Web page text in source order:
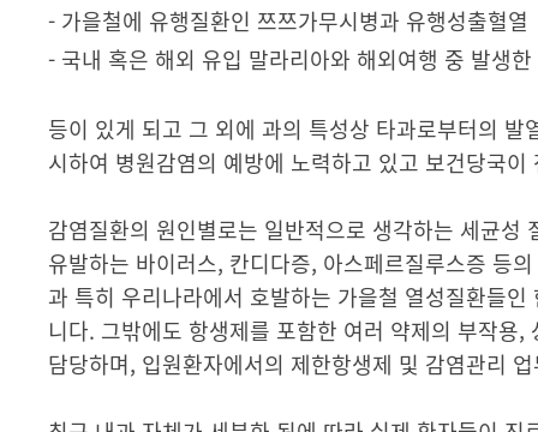
- 가을철에 유행질환인 쯔쯔가무시병과 유행성출혈열
- 국내 혹은 해외 유입 말라리아와 해외여행 중 발생
등이 있게 되고 그 외에 과의 특성상 타과로부터의
시하여 병원감염의 예방에 노력하고 있고 보건당국
감염질환의 원인별로는 일반적으로 생각하는 세균
유발하는 바이러스, 칸디다증, 아스페르질루스증 등
과 특히 우리나라에서 호발하는 가을철 열성질환들
니다. 그밖에도 항생제를 포함한 여러 약제의 부작
담당하며, 입원환자에서의 제한항생제 및 감염관리